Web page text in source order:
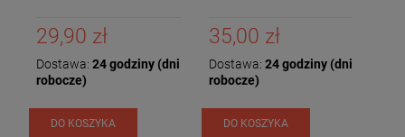
29,90 zł
Dostawa: 24 godziny (dni
robocze)
DO KOSZYKA
35,00 zł
Dostawa: 24 godziny (dni
robocze)
DO KOSZYKA